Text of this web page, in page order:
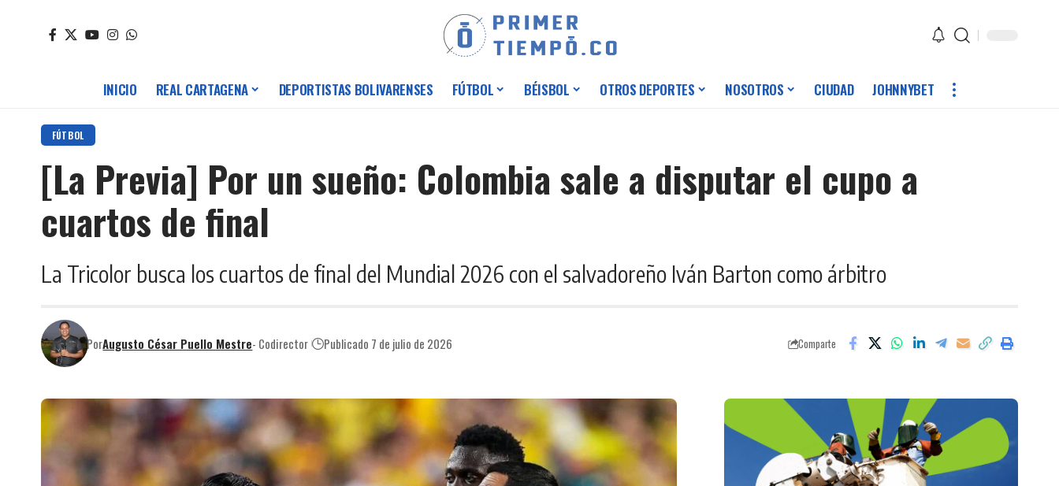
INICIO REAL CARTAGENA DEPORTISTAS BOLIVARENSES FÚTBOL BÉISBOL OTROS DEPORTES NOSOTROS CIUDAD JOHNNYBET
FÚTBOL
[La Previa] Por un sueño: Colombia sale a disputar el cupo a
cuartos de final
La Tricolor busca los cuartos de final del Mundial 2026 con el salvadoreño Iván Barton como árbitro
PorAugusto César Puello Mestre- Codirector Publicado 7 de julio de 2026 Comparte